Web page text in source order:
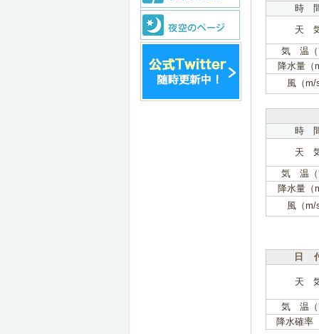
時
天
気 温
降水量（
風（m/
時
天
気 温
降水量（
風（m/
日
天
気 温
降水確率